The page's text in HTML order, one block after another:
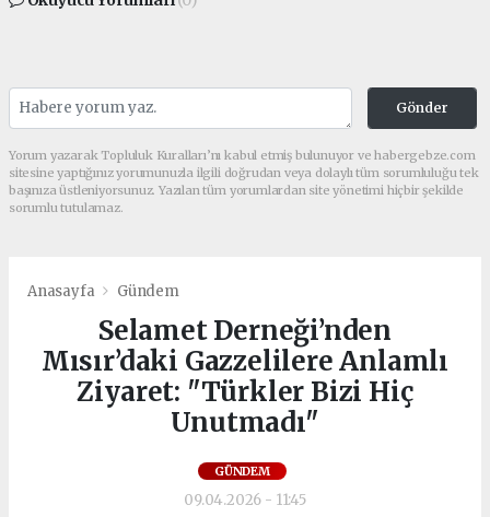
Gönder
Yorum yazarak Topluluk Kuralları’nı kabul etmiş bulunuyor ve habergebze.com
sitesine yaptığınız yorumunuzla ilgili doğrudan veya dolaylı tüm sorumluluğu tek
başınıza üstleniyorsunuz. Yazılan tüm yorumlardan site yönetimi hiçbir şekilde
sorumlu tutulamaz.
Anasayfa Gündem
Selamet Derneği’nden
Mısır’daki Gazzelilere Anlamlı
Ziyaret: "Türkler Bizi Hiç
Unutmadı"
GÜNDEM
09.04.2026 - 11:45